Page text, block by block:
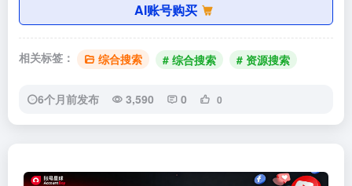
AI账号购买
相关标签： 综合搜索 # 综合搜索 # 资源搜索
6个月前发布 3,590 0 0